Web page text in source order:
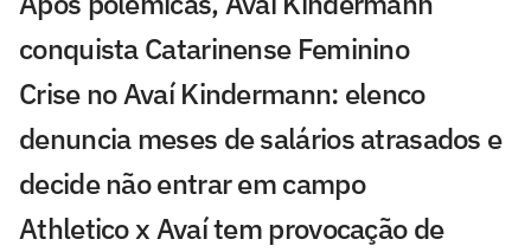
conquista Catarinense Feminino
Crise no Avaí Kindermann: elenco
denuncia meses de salários atrasados e
decide não entrar em campo
Athletico x Avaí tem provocação de